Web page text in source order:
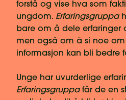
forstå og vise hva som
ungdom. Erfaringsgruppa
bare om å dele erfaringer
men også om å si noe
informasjon kan bli bedre
Unge har uvurderlige
Erfaringsgruppafår de en